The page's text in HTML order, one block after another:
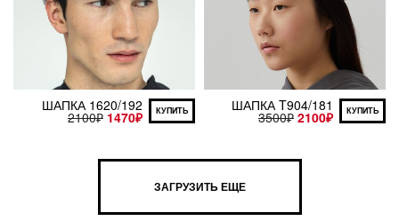
ШАПКА 1620/192
2100₽ 1470₽ КУПИТЬ ШАПКА T904/181
3500₽ 2100₽ КУПИТЬ
ЗАГРУЗИТЬ ЕЩЕ